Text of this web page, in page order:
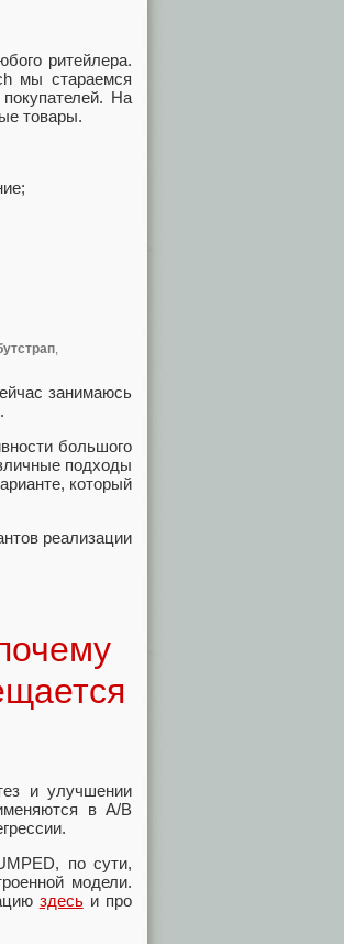
ритейлера.
мы стараемся
На
товары.
,
занимаюсь
большого
подходы
который
реализации
и улучшении
в A/B
по сути,
модели.
здесьи про